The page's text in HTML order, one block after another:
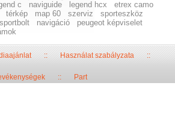
c naviguide legend hcx
etrex camo
térkép map 60 szerviz
sporteszköz
sportbolt navigáció
peugeot képviselet
::Használat szabályzata::
:: Part